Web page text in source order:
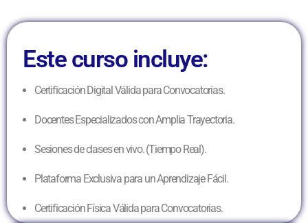
Este curso incluye:
Certificación Digital Válida para Convocatorias.
Docentes Especializados con Amplia Trayectoria.
Sesiones de clases en vivo. (Tiempo Real).
Plataforma Exclusiva para un Aprendizaje Fácil.
Certificación Física Válida para Convocatorias.